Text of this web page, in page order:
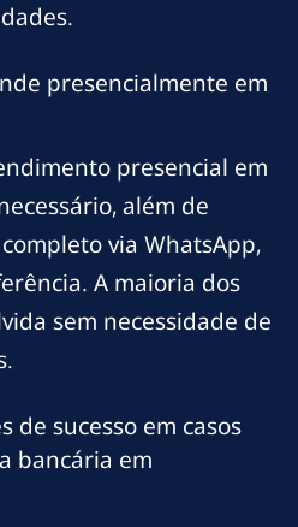
presencialmente em
presencial em
além de
via WhatsApp,
A maioria dos
sem necessidade de
de sucesso em casos
bancária em